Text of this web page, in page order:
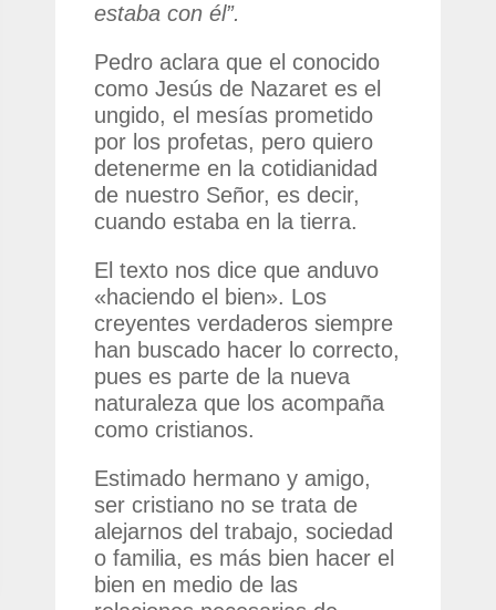
estaba con él”.
Pedro aclara que el conocido
como Jesús de Nazaret es el
ungido, el mesías prometido
por los profetas, pero quiero
detenerme en la cotidianidad
de nuestro Señor, es decir,
cuando estaba en la tierra.
El texto nos dice que anduvo
«haciendo el bien». Los
creyentes verdaderos siempre
han buscado hacer lo correcto,
pues es parte de la nueva
naturaleza que los acompaña
como cristianos.
Estimado hermano y amigo,
ser cristiano no se trata de
alejarnos del trabajo, sociedad
o familia, es más bien hacer el
bien en medio de las